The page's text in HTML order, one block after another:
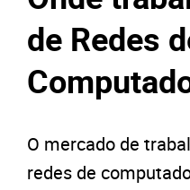
de Redes
O mercado de
redes de